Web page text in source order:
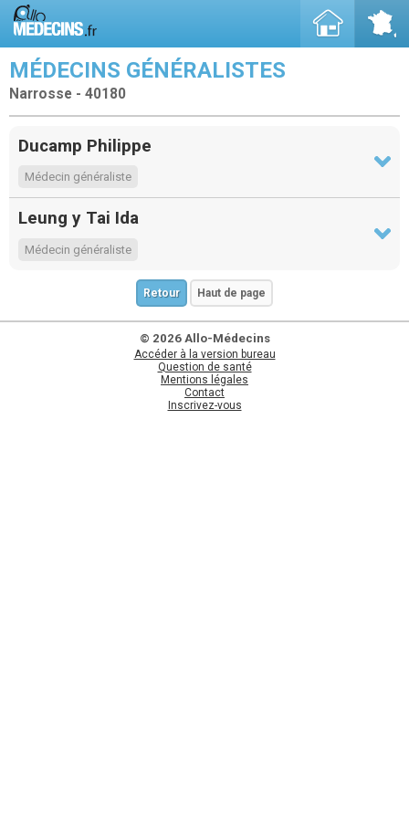
MÉDECINS GÉNÉRALISTES
Narrosse - 40180
Ducamp Philippe
Médecin généraliste
Leung y Tai Ida
Médecin généraliste
Retour Haut de page
© 2026 Allo-Médecins
Accéder à la version bureau
Question de santé
Mentions légales
Contact
Inscrivez-vous